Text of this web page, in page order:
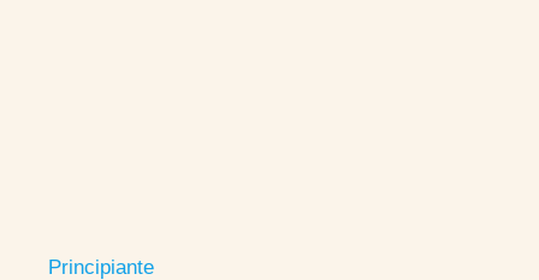
Principiante